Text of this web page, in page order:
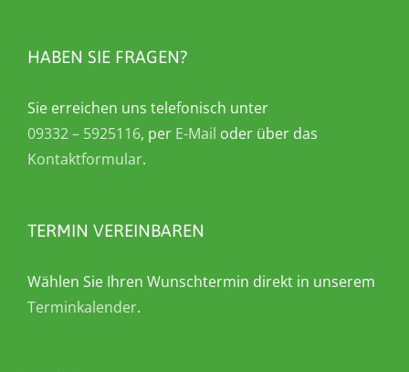
HABEN SIE FRAGEN?
Sie erreichen uns telefonisch unter
09332 – 5925116, per E-Mail oder über das
Kontaktformular.
TERMIN VEREINBAREN
Wählen Sie Ihren Wunschtermin direkt in unserem
Terminkalender.